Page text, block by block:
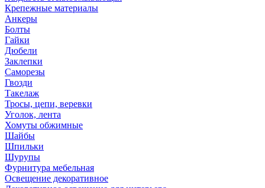
Крепежные материалы
Анкеры
Болты
Гайки
Дюбели
Заклепки
Саморезы
Гвозди
Такелаж
Тросы, цепи, веревки
Уголок, лента
Хомуты обжимные
Шайбы
Шпильки
Шурупы
Фурнитура мебельная
Освещение декоративное